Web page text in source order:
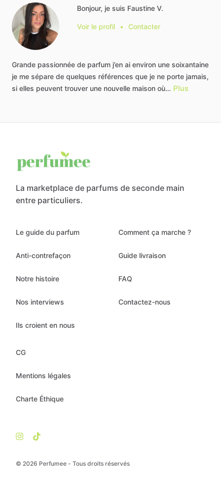
Bonjour, je suis Faustine V.
Voir le profil • Contacter
Grande passionnée de parfum j’en ai environ une soixantaine
je me sépare de quelques références que je ne porte jamais,
si elles peuvent trouver une nouvelle maison où… Plus
La marketplace de parfums de seconde main
entre particuliers.
© 2026 Perfumee - Tous droits réservés
Le guide du parfum
Anti-contrefaçon
Notre histoire
Nos interviews
Ils croient en nous
Comment ça marche ?
Guide livraison
FAQ
Contactez-nous
CG
Mentions légales
Charte Éthique